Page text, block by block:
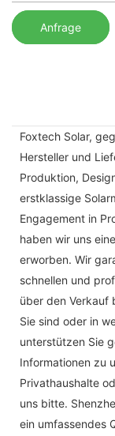
Anfrage
Foxtech Solar,
Hersteller und
Produktion,
erstklassige
Engagement in
haben wir uns
erworben. Wir
schnellen und
über den Verkauf
Sie sind oder in
unterstützen Sie
Informationen zu
Privathaushalte
uns bitte.
ein umfassendes